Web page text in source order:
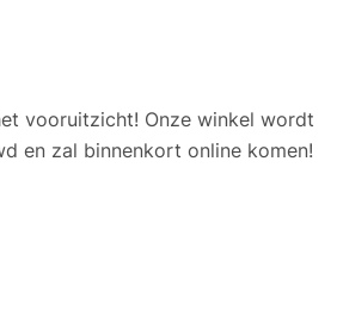
vooruitzicht! Onze winkel wordt
en zal binnenkort online komen!